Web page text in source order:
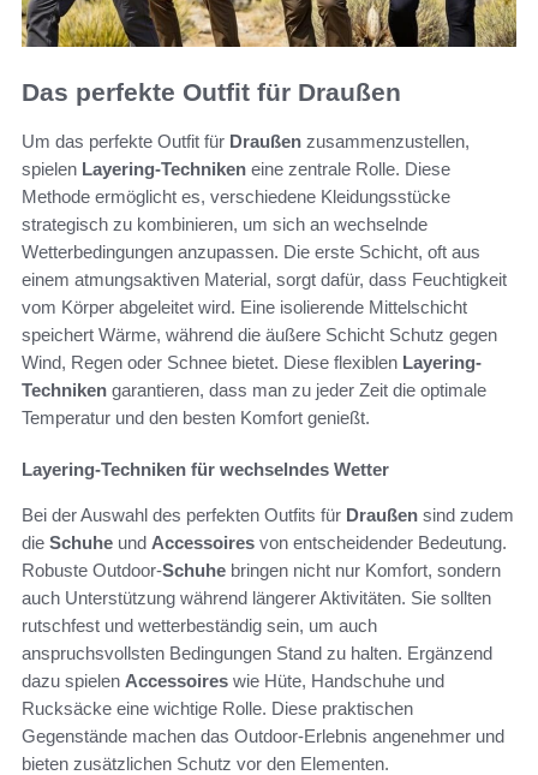
Das perfekte Outfit für Draußen
Um das perfekte Outfit für Draußen zusammenzustellen,
spielen Layering-Techniken eine zentrale Rolle. Diese
Methode ermöglicht es, verschiedene Kleidungsstücke
strategisch zu kombinieren, um sich an wechselnde
Wetterbedingungen anzupassen. Die erste Schicht, oft aus
einem atmungsaktiven Material, sorgt dafür, dass Feuchtigkeit
vom Körper abgeleitet wird. Eine isolierende Mittelschicht
speichert Wärme, während die äußere Schicht Schutz gegen
Wind, Regen oder Schnee bietet. Diese flexiblen Layering-
Techniken garantieren, dass man zu jeder Zeit die optimale
Temperatur und den besten Komfort genießt.
Layering-Techniken für wechselndes Wetter
Bei der Auswahl des perfekten Outfits für Draußen sind zudem
die Schuhe und Accessoires von entscheidender Bedeutung.
Robuste Outdoor-Schuhe bringen nicht nur Komfort, sondern
auch Unterstützung während längerer Aktivitäten. Sie sollten
rutschfest und wetterbeständig sein, um auch
anspruchsvollsten Bedingungen Stand zu halten. Ergänzend
dazu spielen Accessoires wie Hüte, Handschuhe und
Rucksäcke eine wichtige Rolle. Diese praktischen
Gegenstände machen das Outdoor-Erlebnis angenehmer und
bieten zusätzlichen Schutz vor den Elementen.